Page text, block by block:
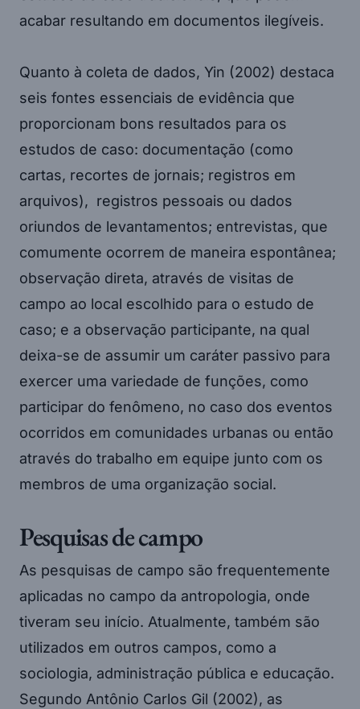
acabar resultando em documentos ilegíveis.
Quanto à coleta de dados, Yin (2002) destaca
seis fontes essenciais de evidência que
proporcionam bons resultados para os
estudos de caso: documentação (como
cartas, recortes de jornais; registros em
arquivos), registros pessoais ou dados
oriundos de levantamentos; entrevistas, que
comumente ocorrem de maneira espontânea;
observação direta, através de visitas de
campo ao local escolhido para o estudo de
caso; e a observação participante, na qual
deixa-se de assumir um caráter passivo para
exercer uma variedade de funções, como
participar do fenômeno, no caso dos eventos
ocorridos em comunidades urbanas ou então
através do trabalho em equipe junto com os
membros de uma organização social.
Pesquisas de campo
As pesquisas de campo são frequentemente
aplicadas no campo da antropologia, onde
tiveram seu início. Atualmente, também são
utilizados em outros campos, como a
sociologia, administração pública e educação.
Segundo Antônio Carlos Gil (2002), as